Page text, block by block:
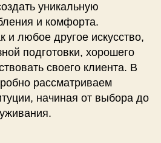
уникальную
и комфорта.
и любое другое искусство,
подготовки, хорошего
своего клиента. В
рассматриваем
начиная от выбора до